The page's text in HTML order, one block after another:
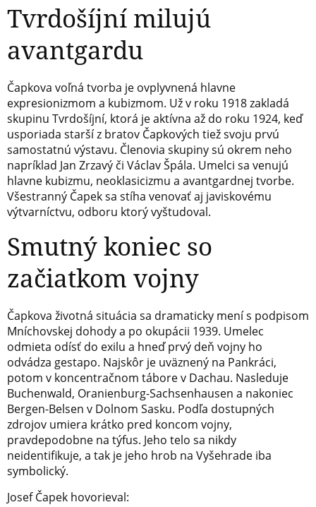
Tvrdošíjní milujú
avantgardu
Čapkova voľná tvorba je ovplyvnená hlavne
expresionizmom a kubizmom. Už v roku 1918 zakladá
skupinu Tvrdošíjní, ktorá je aktívna až do roku 1924, keď
usporiada starší z bratov Čapkových tiež svoju prvú
samostatnú výstavu. Členovia skupiny sú okrem neho
napríklad Jan Zrzavý či Václav Špála. Umelci sa venujú
hlavne kubizmu, neoklasicizmu a avantgardnej tvorbe.
Všestranný Čapek sa stíha venovať aj javiskovému
výtvarníctvu, odboru ktorý vyštudoval.
Smutný koniec so
začiatkom vojny
Čapkova životná situácia sa dramaticky mení s podpisom
Mníchovskej dohody a po okupácii 1939. Umelec
odmieta odísť do exilu a hneď prvý deň vojny ho
odvádza gestapo. Najskôr je uväznený na Pankráci,
potom v koncentračnom tábore v Dachau. Nasleduje
Buchenwald, Oranienburg-Sachsenhausen a nakoniec
Bergen-Belsen v Dolnom Sasku. Podľa dostupných
zdrojov umiera krátko pred koncom vojny,
pravdepodobne na týfus. Jeho telo sa nikdy
neidentifikuje, a tak je jeho hrob na Vyšehrade iba
symbolický.
Josef Čapek hovorieval: